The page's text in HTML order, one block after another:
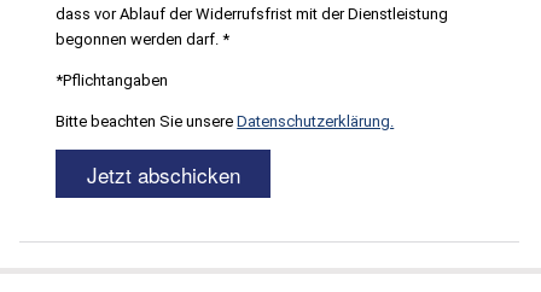
dass vor Ablauf der Widerrufsfrist mit der Dienstleistung
begonnen werden darf. *
*Pflichtangaben
Bitte beachten Sie unsereDatenschutzerklärung.